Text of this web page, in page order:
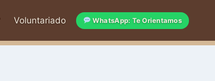
Voluntariado WhatsApp: Te Orientamos